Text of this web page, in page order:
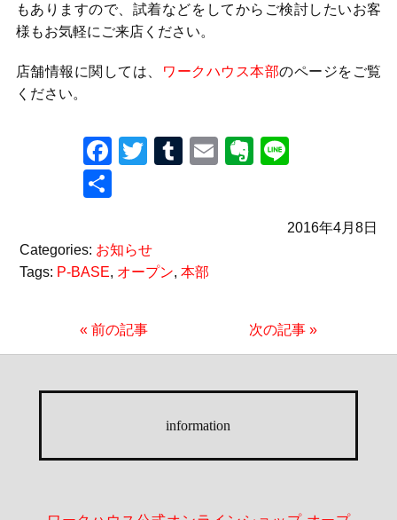
もありますので、試着などをしてからご検討したいお客
様もお気軽にご来店ください。
店舗情報に関しては、 ワークハウス本部のページをご覧
ください。
Facebook
Twitter
Tumblr
EmailEvernote
2016年4月8日
Categories: お知らせ
Tags: P-BASE, オープン,本部
« 前の記事 次の記事 »
information